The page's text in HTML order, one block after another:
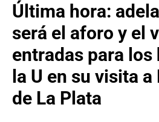
Última hora:
será el aforo y el
entradas para los
la U en su visita
de La Plata